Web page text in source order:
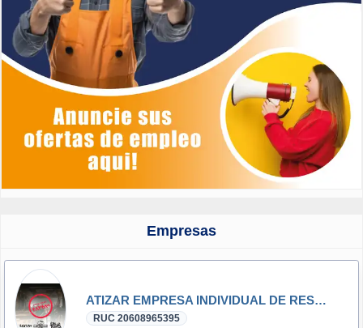
Empresas
ATIZAR EMPRESA INDIVIDUAL DE RESPONSABILIDAD LIMITADA
RUC 20608965395